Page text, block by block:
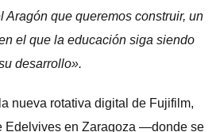
Aragón que queremos construir, un
el que la educación siga siendo
desarrollo».
nueva rotativa digital de Fujifilm,
Edelvives en Zaragoza —donde se